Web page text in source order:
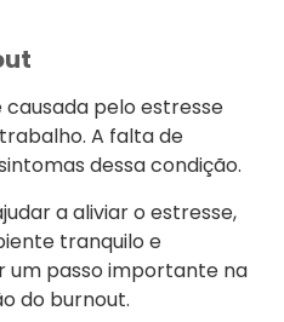
pelo estresse
A falta de
dessa condição.
a aliviar o estresse,
tranquilo e
um passo importante na
do burnout.